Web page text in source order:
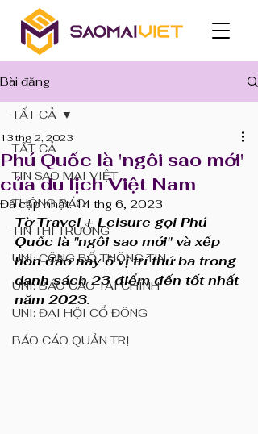
Bài đăng
TẤT CẢ
TIN SAO MAI VIỆT
THÔNG BÁO
TIN THỊ TRƯỜNG
UNI: CÔNG BỐ THÔNG TIN
UNI: BÁO CÁO TÀI CHÍNH
UNI: ĐẠI HỘI CỔ ĐÔNG
BÁO CÁO QUẢN TRỊ
TẤT CẢ
Phú Quốc là 'ngôi sao mới'
của du lịch Việt Nam
13 thg 2, 2023
Đã cập nhật:14 thg 6, 2023
Tờ Travel + Leisure gọi Phú
Quốc là "ngôi sao mới" và xếp
hòn đảo này ở vị trí thứ ba trong
danh sách 23 điểm đến tốt nhất
năm 2023.